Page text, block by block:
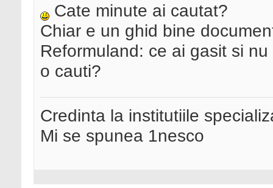
Cate minute ai cautat?
Chiar e un ghid bine
Reformuland: ce ai gasit si
o cauti?
Credinta la institutiile
Mi se spunea 1nesco